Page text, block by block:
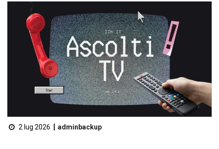
2 lug 2026 adminbackup